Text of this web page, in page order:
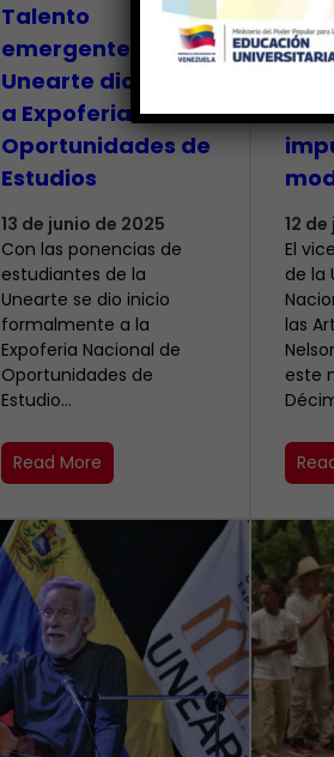
Talento
emergente de la
Unearte dio inicio
a Expoferia de
Oportunidades de
Estudios
13 de junio de 2025
Con las ponencias de
estudiantes de la
Unearte se dio inicio
formalmente a la
Expoferia Nacional de
Oportunidades de
Estudio…
Read More
de
12
El
de la
las
este